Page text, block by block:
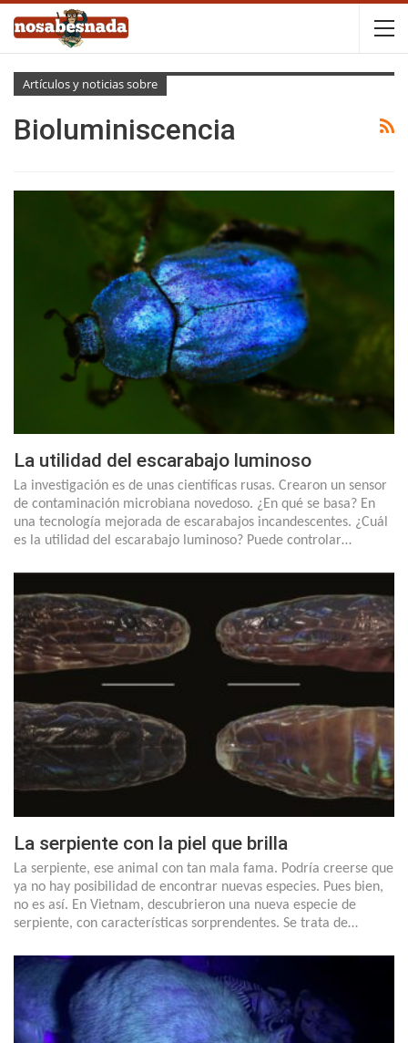
Artículos y noticias sobre
Bioluminiscencia
La utilidad del escarabajo luminoso
La investigación es de unas científicas rusas. Crearon un sensor
de contaminación microbiana novedoso. ¿En qué se basa? En
una tecnología mejorada de escarabajos incandescentes. ¿Cuál
es la utilidad del escarabajo luminoso? Puede controlar…
La serpiente con la piel que brilla
La serpiente, ese animal con tan mala fama. Podría creerse que
ya no hay posibilidad de encontrar nuevas especies. Pues bien,
no es así. En Vietnam, descubrieron una nueva especie de
serpiente, con características sorprendentes. Se trata de…